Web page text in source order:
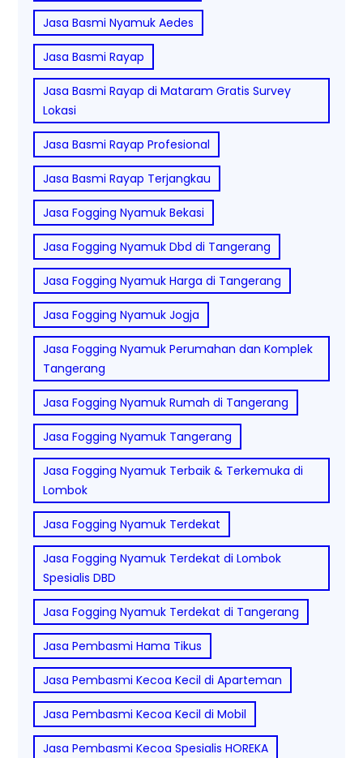
Jasa Basmi Nyamuk Aedes
Jasa Basmi Rayap
Jasa Basmi Rayap di Mataram Gratis Survey
Lokasi
Jasa Basmi Rayap Profesional
Jasa Basmi Rayap Terjangkau
Jasa Fogging Nyamuk Bekasi
Jasa Fogging Nyamuk Dbd di Tangerang
Jasa Fogging Nyamuk Harga di Tangerang
Jasa Fogging Nyamuk Jogja
Jasa Fogging Nyamuk Perumahan dan Komplek
Tangerang
Jasa Fogging Nyamuk Rumah di Tangerang
Jasa Fogging Nyamuk Tangerang
Jasa Fogging Nyamuk Terbaik & Terkemuka di
Lombok
Jasa Fogging Nyamuk Terdekat
Jasa Fogging Nyamuk Terdekat di Lombok
Spesialis DBD
Jasa Fogging Nyamuk Terdekat di Tangerang
Jasa Pembasmi Hama Tikus
Jasa Pembasmi Kecoa Kecil di Aparteman
Jasa Pembasmi Kecoa Kecil di Mobil
Jasa Pembasmi Kecoa Spesialis HOREKA